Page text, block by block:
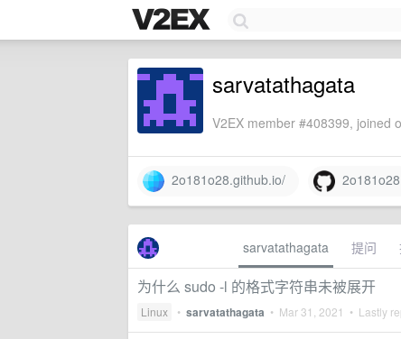
sarvatathagata
V2EX member #408399, joined
2o181o28.github.io/ 2o181o28
sarvatathagata 提问
为什么 sudo -l 的格式字符串未被展开
Linux • sarvatathagata • Mar 31, 2021 • Lastly